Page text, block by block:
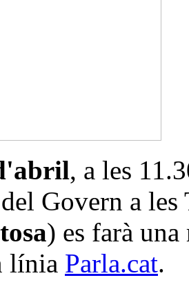
, a les
Govern a
) es farà una
línia Parla.cat.